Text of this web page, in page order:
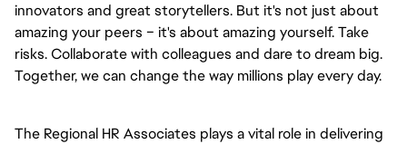
innovators and great storytellers. But it's not just about
amazing your peers – it's about amazing yourself. Take
risks. Collaborate with colleagues and dare to dream big.
Together, we can change the way millions play every day.
The Regional HR Associates plays a vital role in delivering